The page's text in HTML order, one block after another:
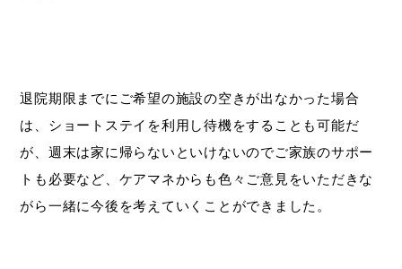
退院期限までにご希望の施設の空きが出なかった場合
は、ショートステイを利用し待機をすることも可能だ
が、週末は家に帰らないといけないのでご家族のサポー
トも必要など、ケアマネからも色々ご意見をいただきな
がら一緒に今後を考えていくことができました。